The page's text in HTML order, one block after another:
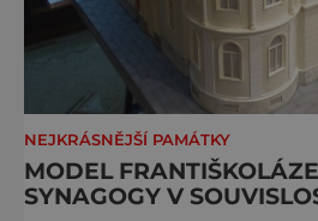
NEJKRÁSNĚJŠÍ PAMÁTKY
MODEL
SYNAGOGY V